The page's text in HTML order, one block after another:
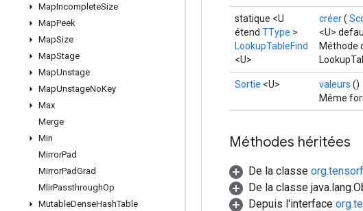
MapIncompleteSize
MapPeek
MapSize
MapStage
MapUnstage
MapUnstageNoKey
Max
Merge
Min
MirrorPad
MirrorPadGrad
MlirPassthroughOp
MutableDenseHashTable
statique <U
étend TType >
LookupTableFind
<U>
créer(
<U>
Méthode
Sortie <U> valeurs ()
Même
Méthodes héritées
De la classe
De la classe
Depuis l'interface